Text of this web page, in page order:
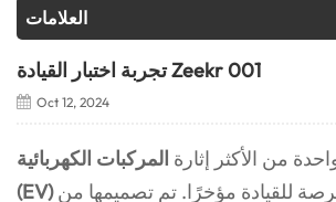
العلامات
تجربة اختبار القيادة Zeekr 001
Oct 12, 2024
من الأكثر إثارة المركبات الكهربائية
(EV)لقد أتيحت لي الفرصة للقيادة مؤخرًا. تم تصميمها من